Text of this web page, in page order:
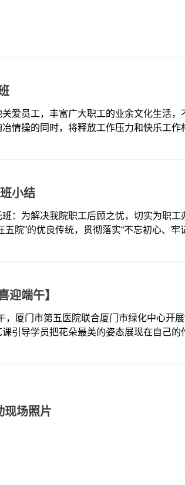
关爱员工，丰富广大职工的业余文化生活
情操的同时，将释放工作压力和快乐工
征着一份份爱心，在院里悄然传递和绽放
广、演奏技巧丰富，具有相当的表现力
领域有相当权威的叶彬凡老师，给予大
小结
：为解决我院职工后顾之忧，切实为职
五院”的优良传统，贯彻落实“不忘初心、
开心，家长放心。结合医院实际情况，在
、故事分享等多种课程，丰富办班内容打
寓教于乐；小朋友们在医院的暑托班里
迎端午】
，厦门市第五医院联合厦门市绿化中心开
引导学员把花朵最美的姿态展现在自己
现场照片